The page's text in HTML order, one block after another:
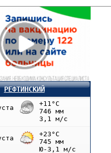
РЕФТИНСКИЙ